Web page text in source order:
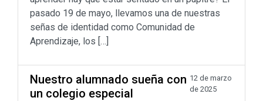
pasado 19 de mayo, llevamos una de nuestras
señas de identidad como Comunidad de
Aprendizaje, los […]
Nuestro alumnado sueña con
un colegio especial
12 de marzo
de 2025